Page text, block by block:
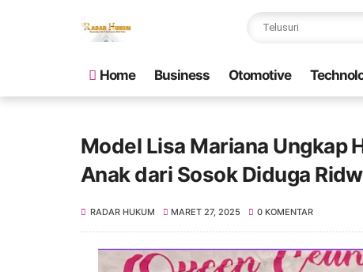
Home Business Otomotive
Model Lisa Mariana Ungkap
Anak dari Sosok Diduga
RADAR HUKUM MARET 27, 2025 0 KOMENTAR